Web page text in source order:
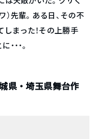
）先輩。ある日、その不
まった！その上勝手
・・。
県・埼玉県舞台作